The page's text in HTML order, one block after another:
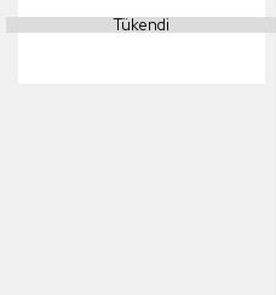
Brushless Fırçasız
Tükendi